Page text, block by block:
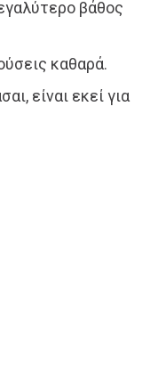
βάθος
καθαρά.
είναι εκεί για